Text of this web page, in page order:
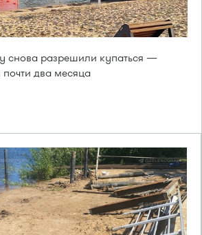
снова разрешили купаться —
почти два месяца